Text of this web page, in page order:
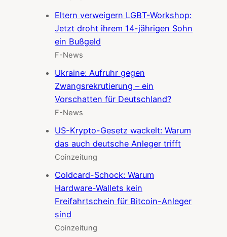
Eltern verweigern LGBT-Workshop:
Jetzt droht ihrem 14-jährigen Sohn
ein Bußgeld
F-News
Ukraine: Aufruhr gegen
Zwangsrekrutierung – ein
Vorschatten für Deutschland?
F-News
US-Krypto-Gesetz wackelt: Warum
das auch deutsche Anleger trifft
Coinzeitung
Coldcard-Schock: Warum
Hardware-Wallets kein
Freifahrtschein für Bitcoin-Anleger
sind
Coinzeitung